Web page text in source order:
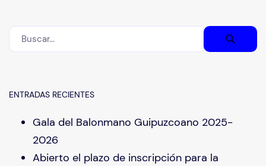
ENTRADAS RECIENTES
Gala del Balonmano Guipuzcoano 2025-
2026
Abierto el plazo de inscripción para la